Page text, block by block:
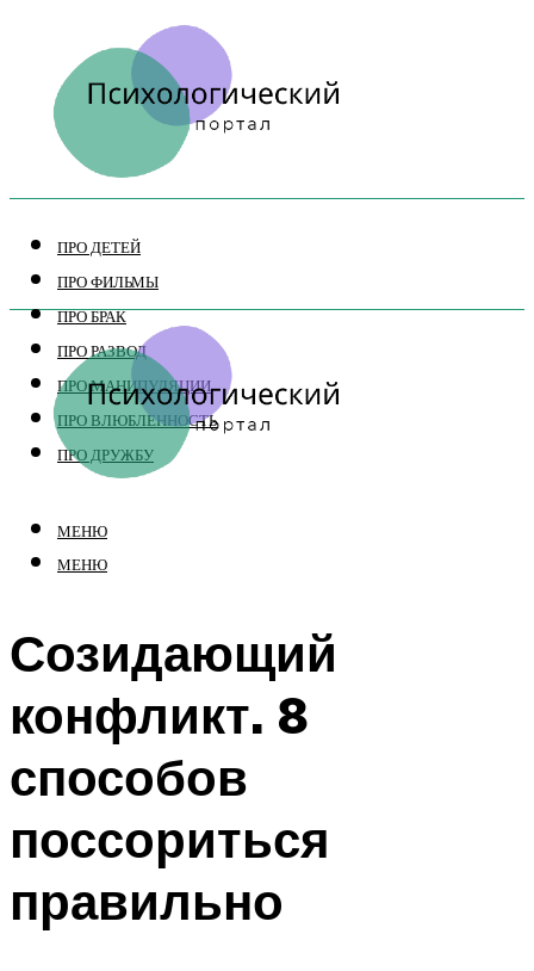
ПРО ДЕТЕЙ
ПРО ФИЛЬМЫ
ПРО БРАК
ПРО РАЗВОД
ПРО МАНИПУЛЯЦИИ
ПРО ВЛЮБЛЕННОСТЬ
ПРО ДРУЖБУ
МЕНЮ
МЕНЮ
Созидающий
конфликт. 8
способов
поссориться
правильно